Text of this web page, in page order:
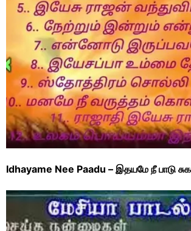
Idhayame Nee Paadu – இதயமே நீ பாடு